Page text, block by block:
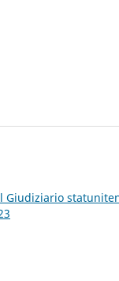
Giudiziario